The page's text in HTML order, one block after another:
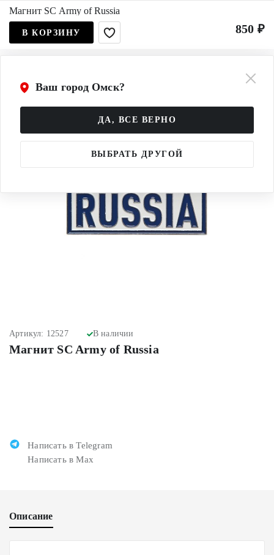
Ваш город Омск?
ДА, ВСЕ ВЕРНО
ВЫБРАТЬ ДРУГОЙ
Артикул: 12527 В наличии
Магнит SC Army of Russia
Написать в Telegram
Написать в Max
Описание
Магнит SC Army of Russia
850 ₽
В КОРЗИНУ